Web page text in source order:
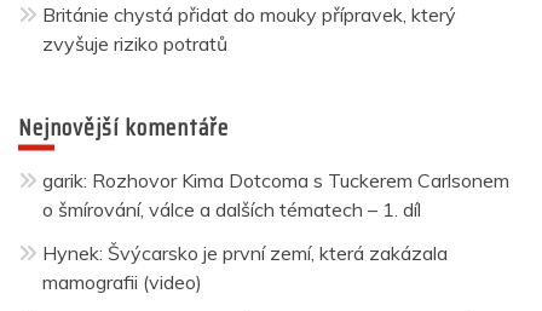
Británie chystá přidat do mouky přípravek, který
zvyšuje riziko potratů
Nejnovější komentáře
garik: Rozhovor Kima Dotcoma s Tuckerem Carlsonem
o šmírování, válce a dalších tématech – 1. díl
Hynek: Švýcarsko je první zemí, která zakázala
mamografii (video)